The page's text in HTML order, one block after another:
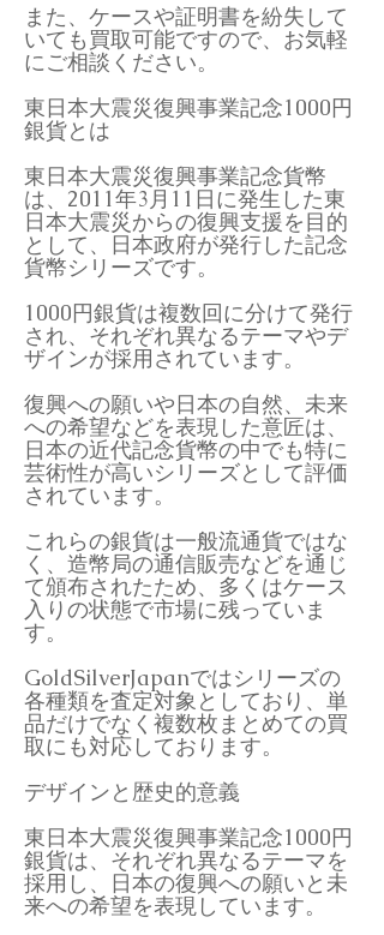
また、ケースや証明書を紛失して
いても買取可能ですので、お気軽
にご相談ください。
東日本大震災復興事業記念1000円
銀貨とは
東日本大震災復興事業記念貨幣
は、2011年3月11日に発生した東
日本大震災からの復興支援を目的
として、日本政府が発行した記念
貨幣シリーズです。
1000円銀貨は複数回に分けて発行
され、それぞれ異なるテーマやデ
ザインが採用されています。
復興への願いや日本の自然、未来
への希望などを表現した意匠は、
日本の近代記念貨幣の中でも特に
芸術性が高いシリーズとして評価
されています。
これらの銀貨は一般流通貨ではな
く、造幣局の通信販売などを通じ
て頒布されたため、多くはケース
入りの状態で市場に残っていま
す。
GoldSilverJapanではシリーズの
各種類を査定対象としており、単
品だけでなく複数枚まとめての買
取にも対応しております。
デザインと歴史的意義
東日本大震災復興事業記念1000円
銀貨は、それぞれ異なるテーマを
採用し、日本の復興への願いと未
来への希望を表現しています。